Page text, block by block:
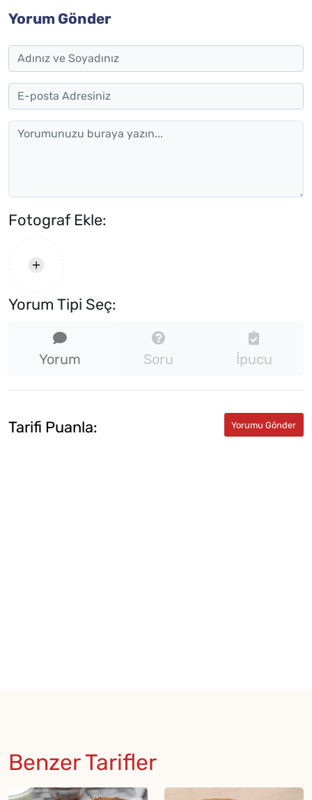
Yorum Gönder
Fotograf Ekle:
Yorum Tipi Seç:
Yorum Soru İpucu
Tarifi Puanla:
Benzer Tarifler